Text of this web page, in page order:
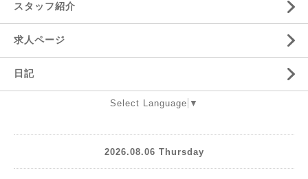
スタッフ紹介
求人ページ
日記
Select Language ▼
2026.08.06 Thursday